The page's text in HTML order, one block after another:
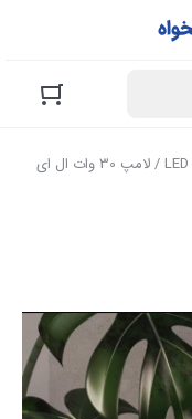
/ لامپ 30 وات ال ای